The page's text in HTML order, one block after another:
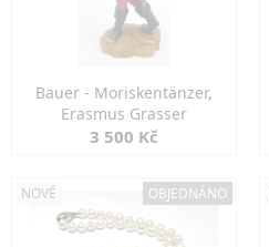
Bauer - Moriskentänzer,
Erasmus Grasser
3 500 Kč
NOVÉ OBJEDNÁNO